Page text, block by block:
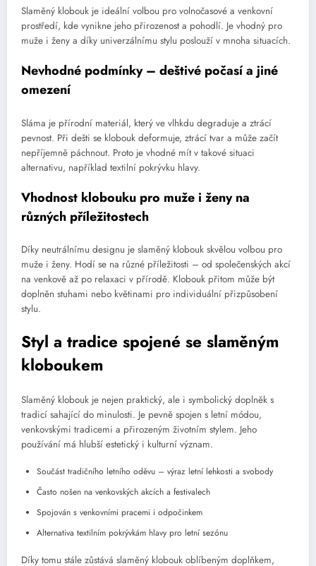
Slaměný klobouk je ideální volbou pro volnočasové a venkovní
prostředí, kde vynikne jeho přirozenost a pohodlí. Je vhodný pro
muže i ženy a díky univerzálnímu stylu poslouží v mnoha situacích.
Nevhodné podmínky – deštivé počasí a jiné
omezení
Sláma je přírodní materiál, který ve vlhkdu degraduje a ztrácí
pevnost. Při dešti se klobouk deformuje, ztrácí tvar a může začít
nepříjemně páchnout. Proto je vhodné mít v takové situaci
alternativu, například textilní pokrývku hlavy.
Vhodnost klobouku pro muže i ženy na
různých příležitostech
Díky neutrálnímu designu je slaměný klobouk skvělou volbou pro
muže i ženy. Hodí se na různé příležitosti – od společenských akcí
na venkově až po relaxaci v přírodě. Klobouk přitom může být
doplněn stuhami nebo květinami pro individuální přizpůsobení
stylu.
Styl a tradice spojené se slaměným
kloboukem
Slaměný klobouk je nejen praktický, ale i symbolický doplněk s
tradicí sahající do minulosti. Je pevně spojen s letní módou,
venkovskými tradicemi a přirozeným životním stylem. Jeho
používání má hlubší estetický i kulturní význam.
Součást tradičního letního oděvu – výraz letní lehkosti a svobody
Často nošen na venkovských akcích a festivalech
Spojován s venkovními pracemi i odpočinkem
Alternativa textilním pokrývkám hlavy pro letní sezónu
Díky tomu stále zůstává slaměný klobouk oblíbeným doplňkem,